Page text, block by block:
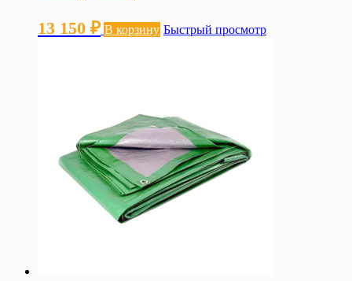
13 150 ₽ В корзину Быстрый просмотр